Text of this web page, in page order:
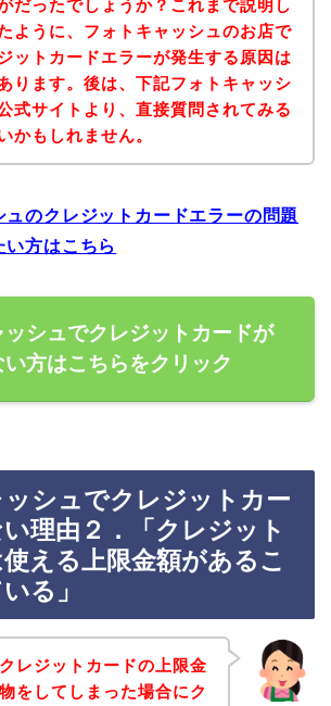
だったでしょうか？これまで説明し
ように、フォトキャッシュのお店で
ットカードエラーが発生する原因は
ります。後は、下記フォトキャッシ
式サイトより、直接質問されてみる
かもしれません。
ュのクレジットカードエラーの問題
い方はこちら
ッシュでクレジットカードが
方はこちらをクリック
シュでクレジットカー
い理由２．「クレジット
える上限金額があるこ
る」
レジットカードの上限金
をしてしまった場合にク